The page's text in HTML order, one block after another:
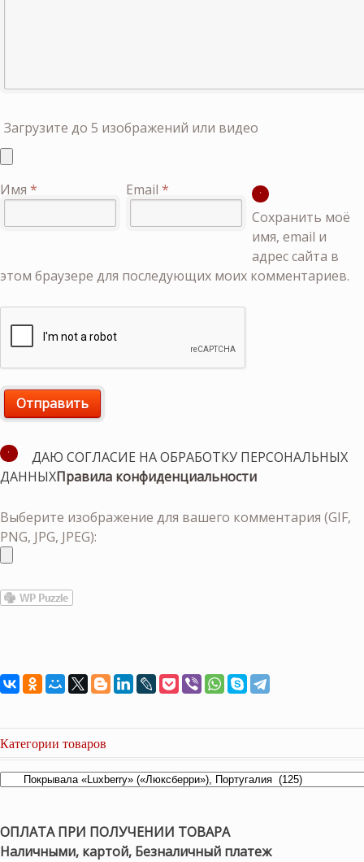
Загрузите до 5 изображений или видео
Имя * Email *
Сохранить моё
имя, email и
адрес сайта в
этом браузере для последующих моих комментариев.
ДАЮ СОГЛАСИЕ НА ОБРАБОТКУ ПЕРСОНАЛЬНЫХ
ДАННЫХПравила конфиденциальности
Выберите изображение для вашего комментария (GIF,
PNG, JPG, JPEG):
Категории товаров
ОПЛАТА ПРИ ПОЛУЧЕНИИ ТОВАРА
Наличными, картой, Безналичный платеж